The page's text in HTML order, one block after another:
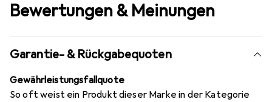
Bewertungen & Meinungen
Garantie- & Rückgabequoten
Gewährleistungsfallquote
So oft weist ein Produkt dieser Marke in der Kategorie